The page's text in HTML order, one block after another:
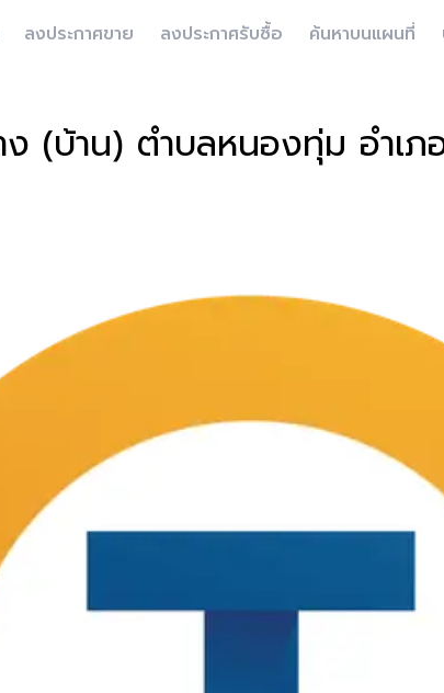
ลงประกาศขาย ลงประกาศรับซื้อ ค้นหาบนแผนที่
(บ้าน) ตำบลหนองทุ่ม อำเภ